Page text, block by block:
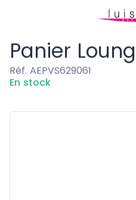
Panier
Réf. AEPVS629061
En stock